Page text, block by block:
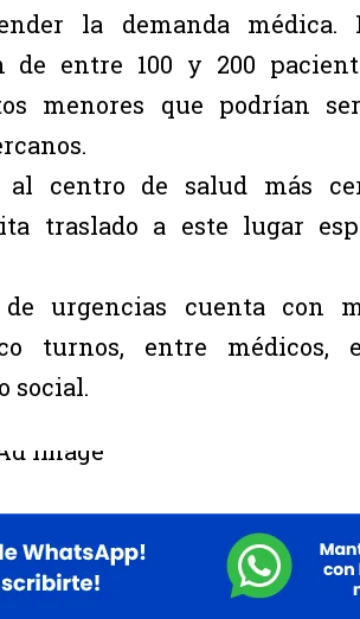
la demanda médica.
entre 100 y 200
menores que podrían
centro de salud más
traslado a este lugar
urgencias cuenta con
turnos, entre médicos,
social.